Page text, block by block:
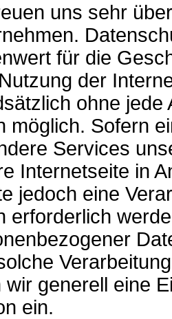
uns sehr
für die
der
ohne jede
möglich. Sofern
Services
Internetseite in
jedoch eine
erforderlich
wir generell eine
ein.